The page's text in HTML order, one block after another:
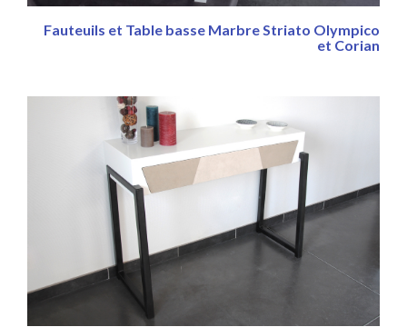
Fauteuils et Table basse Marbre Striato Olympico
et Corian